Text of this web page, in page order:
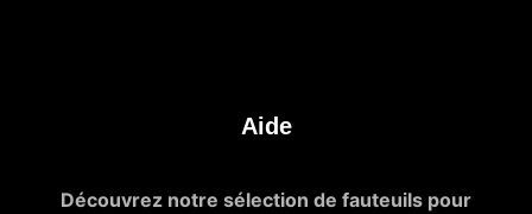
Aide
Découvrez notre sélection de fauteuils pour